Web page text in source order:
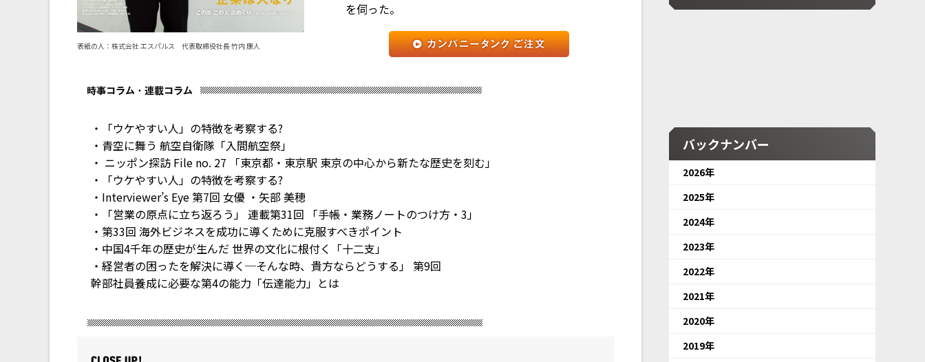
表紙の人：株式会社 エスパルス 代表取締役社長 竹内 康人
を伺った。
・「ウケやすい人」の特徴を考察する?
・青空に舞う 航空自衛隊「入間航空祭」
・ ニッポン探訪 File no. 27 「東京都・東京駅 東京の中心から新たな歴史を刻む」
・「ウケやすい人」の特徴を考察する?
・Interviewer’s Eye 第7回 女優 ・矢部 美穂
・「営業の原点に立ち返ろう」 連載第31回 「手帳・業務ノートのつけ方・3」
・第33回 海外ビジネスを成功に導くために克服すべきポイント
・中国4千年の歴史が生んだ 世界の文化に根付く「十二支」
・経営者の困ったを解決に導く─そんな時、貴方ならどうする」 第9回
幹部社員養成に必要な第4の能力「伝達能力」とは
バックナンバー
2026年
2025年
2024年
2023年
2022年
2021年
2020年
2019年